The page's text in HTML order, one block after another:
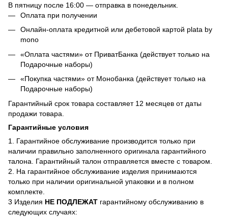
В пятницу после 16:00 — отправка в понедельник.
Оплата при получении
Онлайн-оплата кредитной или дебетовой картой plata by
mono
«Оплата частями» от ПриватБанка (действует только на
Подарочные наборы)
«Покупка частями» от Монобанка (действует только на
Подарочные наборы)
Гарантийный срок товара составляет 12 месяцев от даты
продажи товара.
Гарантийные условия
1. Гарантийное обслуживание производится только при
наличии правильно заполненного оригинала гарантийного
талона. Гарантийный талон отправляется вместе с товаром.
2. На гарантийное обслуживание изделия принимаются
только при наличии оригинальной упаковки и в полном
комплекте.
3 Изделия НЕ ПОДЛЕЖАТ гарантийному обслуживанию в
следующих случаях: